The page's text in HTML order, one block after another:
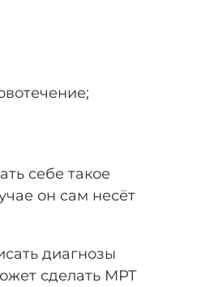
себе такое
он сам несёт
диагнозы
сделать МРТ